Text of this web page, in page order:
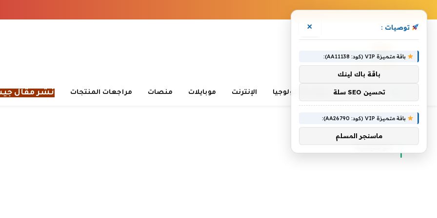
الرئيسية تعلم التكنولوجيا الإنترنت موبايلات منصات مراجعات المنتجات نشر مقال
الرئيسية» الوظيفية
الوظيفية
توصيات : ×
باقة متميزة VIP (كود: AA11138):
باقة باك لينك
تحسين SEO سلة
باقة متميزة VIP (كود: AA26790):
ماسنجر المسلم